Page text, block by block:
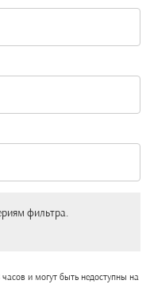
фильтра.
и могут быть недоступны на